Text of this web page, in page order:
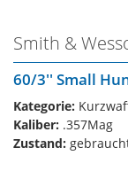
Smith &
60/3'' Small
Kategorie:
Kaliber: .357Mag
Zustand: